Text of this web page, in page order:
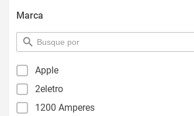
Marca
pesquisar
por
Apple
2eletro
1200 Amperes